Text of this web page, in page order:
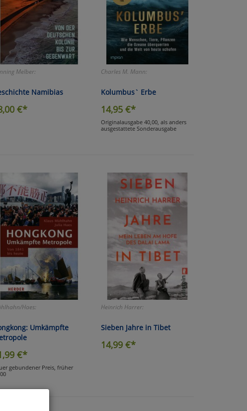
Melber:
Namibias
€*
Charles M. Mann:
Kolumbus` Erbe
14,95€*
Originalausgabe 40,00, als anders
ausgestattete Sonderausgabe
Haes:
Umkämpfte
€*
gebundener Preis, früher
Heinrich Harrer:
Sieben Jahre in Tibet
14,99€*